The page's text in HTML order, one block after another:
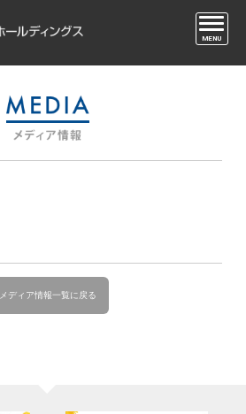
MENU
メディア情報一覧に戻る